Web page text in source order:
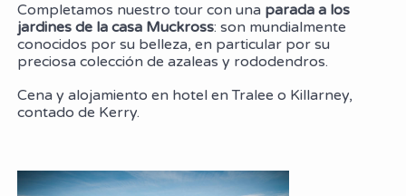
Completamos nuestro tour con una parada a los
jardines de la casa Muckross: son mundialmente
conocidos por su belleza, en particular por su
preciosa colección de azaleas y rododendros.
Cena y alojamiento en hotel en Tralee o Killarney,
contado de Kerry.